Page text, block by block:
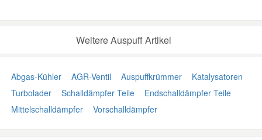
Weitere Auspuff Artikel
Abgas-Kühler AGR-Ventil Auspuffkrümmer
Katalysatoren
Turbolader
Schalldämpfer Teile
Endschalldämpfer Teile
Mittelschalldämpfer
Vorschalldämpfer